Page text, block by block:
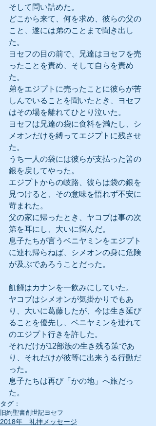
そして問い詰めた。
どこから来て、何を求め、彼らの父の
こと、遂には弟のことまで聞き出し
た。
ヨセフの目の前で、兄達はヨセフを売
ったことを責め、そして自らを責め
た。
弟をエジプトに売ったことに彼らが苦
しんでいることを聞いたとき、ヨセフ
はその場を離れてひとり泣いた。
ヨセフは兄達の袋に食料を満たし、シ
メオンだけを縛ってエジプトに残させ
た。
うち一人の袋には彼らが支払った筈の
銀を戻してやった。
エジプトからの岐路、彼らは袋の銀を
見つけると、その意味を悟れず不安に
苛まれた。
父の家に帰ったとき、ヤコブは事の次
第を耳にし、大いに悩んだ。
息子たちが言うベニヤミンをエジプト
に連れ帰らねば、シメオンの身に危険
が及ぶであろうことだった。
飢饉はカナンを一飲みにしていた。
ヤコブはシメオンが気掛かりでもあ
り、大いに葛藤したが、今は生き延び
ることを優先し、ベニヤミンを連れて
のエジプト行きを許した。
それだけが12部族の生き残る策であ
り、それだけが彼等に出来うる行動だ
った。
息子たちは再び「かの地」へ旅だっ
た。
タグ：
旧約聖書創世記ヨセフ
2018年 礼拝メッセージ